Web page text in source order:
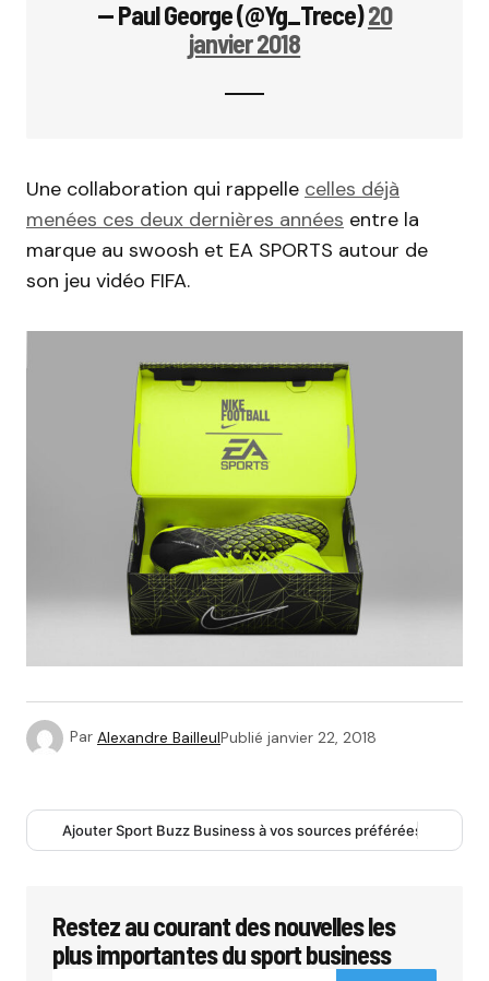
— Paul George (@Yg_Trece)20
janvier 2018
Une collaboration qui rappelle celles déjà
menées ces deux dernières années entre la
marque au swoosh et EA SPORTS autour de
son jeu vidéo FIFA.
Par Alexandre BailleulPublié janvier 22, 2018
Ajouter Sport Buzz Business à vos sources préférées
Restez au courant des nouvelles les
plus importantes du sport business